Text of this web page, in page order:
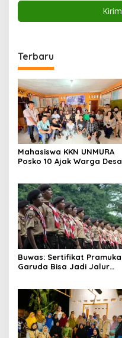
Terbaru
Mahasiswa KKN UNMURA
Posko 10 Ajak Warga Desa
Buwas: Sertifikat Pramuka
Garuda Bisa Jadi Jalur